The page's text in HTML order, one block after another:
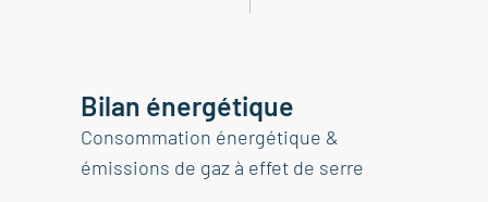
Bilan énergétique
Consommation énergétique &
émissions de gaz à effet de serre